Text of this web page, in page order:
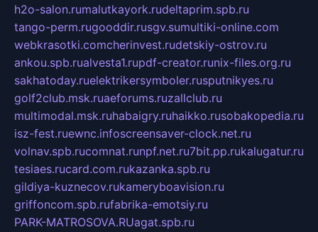
h2o-salon.rumalutkayork.rudeltaprim.spb.ru
tango-perm.rugooddir.rusgv.sumultiki-online.com
webkrasotki.comcherinvest.rudetskiy-ostrov.ru
ankou.spb.rualvesta1.rupdf-creator.runix-files.org.ru
sakhatoday.ruelektrikersymboler.rusputnikyes.ru
golf2club.msk.ruaeforums.ruzallclub.ru
multimodal.msk.ruhabaigry.ruhaikko.rusobakopedia.ru
isz-fest.ruewnc.infoscreensaver-clock.net.ru
volnav.spb.rucomnat.runpf.net.ru7bit.pp.rukalugatur.ru
tesiaes.rucard.com.rukazanka.spb.ru
gildiya-kuznecov.rukameryboavision.ru
griffoncom.spb.rufabrika-emotsiy.ru
PARK-MATROSOVA.RUagat.spb.ru